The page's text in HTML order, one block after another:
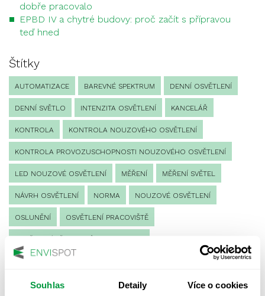
Souhlas Detaily Více o cookies
dobře pracovalo
EPBD IV a chytré budovy: proč začít s přípravou
teď hned
Štítky
AUTOMATIZACE BAREVNÉ SPEKTRUM DENNÍ OSVĚTLENÍ
DENNÍ SVĚTLO INTENZITA OSVĚTLENÍ KANCELÁŘ
KONTROLA KONTROLA NOUZOVÉHO OSVĚTLENÍ
KONTROLA PROVOZUSCHOPNOSTI NOUZOVÉHO OSVĚTLENÍ
LED NOUZOVÉ OSVĚTLENÍ MĚŘENÍ MĚŘENÍ SVĚTEL
NÁVRH OSVĚTLENÍ NORMA NOUZOVÉ OSVĚTLENÍ
OSLUNĚNÍ OSVĚTLENÍ PRACOVIŠTĚ
OSVĚTLENÍ SPORTOVIŠŤ
PROTIPANICKÉ OSVĚTLENÍ